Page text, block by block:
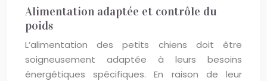
Alimentation adaptée et contrôle du
poids
L’alimentation des petits chiens doit être
soigneusement adaptée à leurs besoins
énergétiques spécifiques. En raison de leur